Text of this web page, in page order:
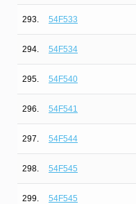
293. 54F533
294. 54F534
295. 54F540
296. 54F541
297. 54F544
298. 54F545
299. 54F545